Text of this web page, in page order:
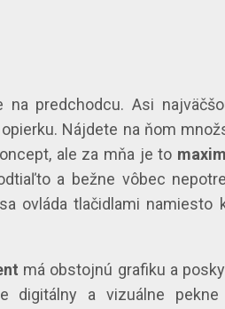
na predchodcu. Asi
Nájdete na ňom
ale za mňa je to
a bežne vôbec
ovláda tlačidlami
má obstojnú grafiku a
digitálny a vizuálne pekne